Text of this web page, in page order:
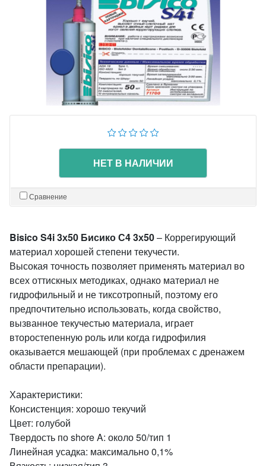
НЕТ В НАЛИЧИИ
Сравнение
Bisico S4i 3х50 Бисико С4 3х50– Коррегирующий
материал хорошей степени текучести.
Высокая точность позволяет применять материал во
всех оттискных методиках, однако материал не
гидрофильный и не тиксотропный, поэтому его
предпочтительно использовать, когда свойство,
вызванное текучестью материала, играет
второстепенную роль или когда гидрофилия
оказывается мешающей (при проблемах с дренажем
области препарации).
Характеристики:
Консистенция: хорошо текучий
Цвет: голубой
Твердость по shore A: около 50/тип 1
Линейная усадка: максимально 0,1%